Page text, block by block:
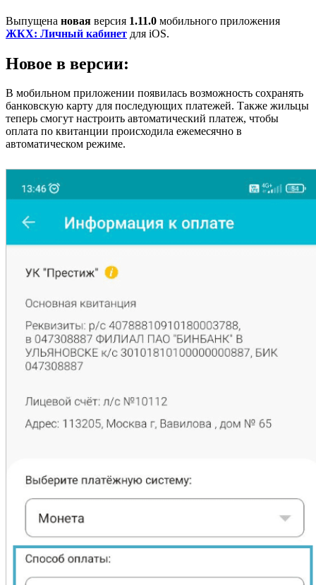
Выпущена новая версия 1.11.0 мобильного приложения
ЖКХ: Личный кабинет для iOS.
Новое в версии:
В мобильном приложении появилась возможность сохранять
банковскую карту для последующих платежей. Также жильцы
теперь смогут настроить автоматический платеж, чтобы
оплата по квитанции происходила ежемесячно в
автоматическом режиме.